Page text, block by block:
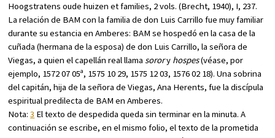
Hoogstratens oude huizen et families, 2 vols. (Brecht, 1940), I, 237.
La relación de BAM con la familia de don Luis Carrillo fue muy familiar
durante su estancia en Amberes: BAM se hospedó en la casa de la
cuñada (hermana de la esposa) de don Luis Carrillo, la señora de
Viegas, a quien el capellán real llamasorory hospes(véase, por
ejemplo, 1572 07 05ª, 1575 10 29, 1575 12 03, 1576 02 18). Una sobrina
del capitán, hija de la señora de Viegas, Ana Herents, fue la discípula
espiritual predilecta de BAM en Amberes.
Nota:3 El texto de despedida queda sin terminar en la minuta. A
continuación se escribe, en el mismo folio, el texto de la prometida